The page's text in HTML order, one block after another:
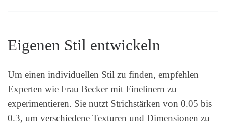
Eigenen Stil entwickeln
Um einen individuellen Stil zu finden, empfehlen
Experten wie Frau Becker mit Finelinern zu
experimentieren. Sie nutzt Strichstärken von 0.05 bis
0.3, um verschiedene Texturen und Dimensionen zu